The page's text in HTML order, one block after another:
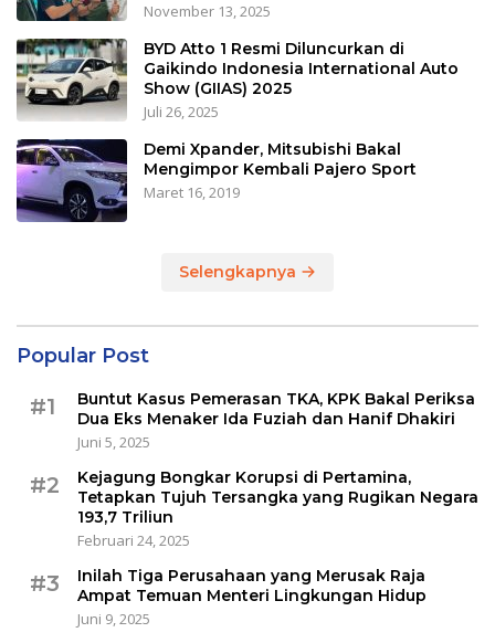
November 13, 2025
BYD Atto 1 Resmi Diluncurkan di
Gaikindo Indonesia International Auto
Show (GIIAS) 2025
Juli 26, 2025
Demi Xpander, Mitsubishi Bakal
Mengimpor Kembali Pajero Sport
Maret 16, 2019
Selengkapnya
Popular Post
#1
Buntut Kasus Pemerasan TKA, KPK Bakal Periksa
Dua Eks Menaker Ida Fuziah dan Hanif Dhakiri
Juni 5, 2025
#2
Kejagung Bongkar Korupsi di Pertamina,
Tetapkan Tujuh Tersangka yang Rugikan Negara
193,7 Triliun
Februari 24, 2025
#3
Inilah Tiga Perusahaan yang Merusak Raja
Ampat Temuan Menteri Lingkungan Hidup
Juni 9, 2025